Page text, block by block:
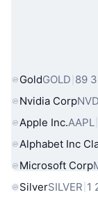
GoldGOLD 89
Nvidia Corp
Apple Inc.AAPL
Alphabet Inc
Microsoft Corp
SilverSILVER 1